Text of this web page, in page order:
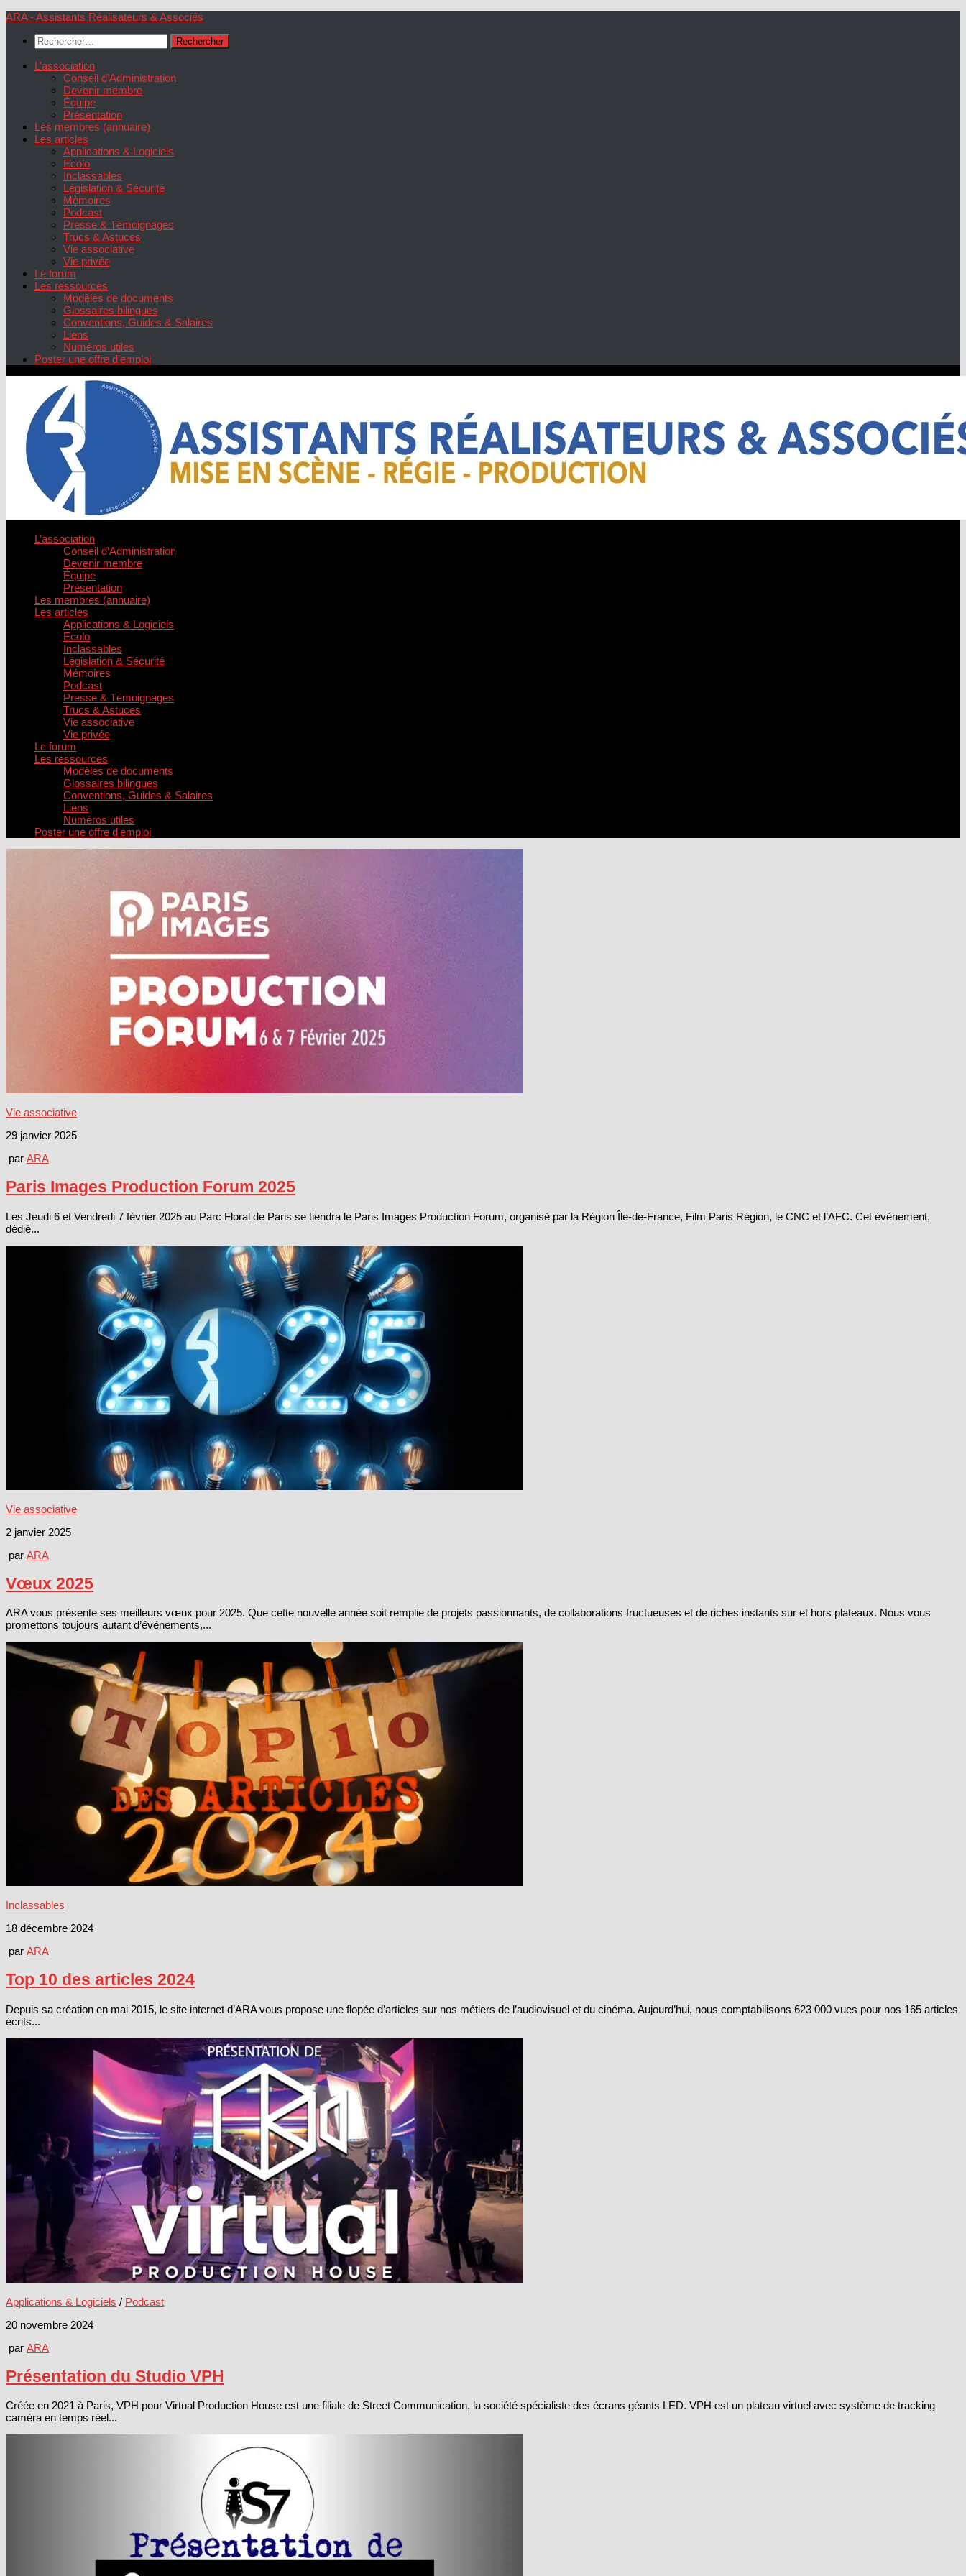
Skip
content
ARA - Assistants Réalisateurs & Associés
Rechercher :
L’association
Conseil d’Administration
Devenir membre
Équipe
Présentation
Les membres (annuaire)
Les articles
Applications & Logiciels
Ecolo
Inclassables
Législation & Sécurité
Mémoires
Podcast
Presse & Témoignages
Trucs & Astuces
Vie associative
Vie privée
Le forum
Les ressources
Modèles de documents
Glossaires bilingues
Conventions, Guides & Salaires
Liens
Numéros utiles
Poster une offre d’emploi
L’association
Conseil d’Administration
Devenir membre
Équipe
Présentation
Les membres (annuaire)
Les articles
Applications & Logiciels
Ecolo
Inclassables
Législation & Sécurité
Mémoires
Podcast
Presse & Témoignages
Trucs & Astuces
Vie associative
Vie privée
Le forum
Les ressources
Modèles de documents
Glossaires bilingues
Conventions, Guides & Salaires
Liens
Numéros utiles
Poster une offre d’emploi
Vie associative
29 janvier 2025
par ARA
Paris Images Production Forum 2025
Les Jeudi 6 et Vendredi 7 février 2025 au Parc Floral de Paris se tiendra le Paris Images Production Forum, organisé par la Région Île-de-France, Film Paris Région, le CNC et l’AFC. Cet événement,
dédié...
Vie associative
2 janvier 2025
par ARA
Vœux 2025
ARA vous présente ses meilleurs vœux pour 2025. Que cette nouvelle année soit remplie de projets passionnants, de collaborations fructueuses et de riches instants sur et hors plateaux. Nous vous
promettons toujours autant d’événements,...
Inclassables
18 décembre 2024
par ARA
Top 10 des articles 2024
Depuis sa création en mai 2015, le site internet d’ARA vous propose une flopée d’articles sur nos métiers de l’audiovisuel et du cinéma. Aujourd’hui, nous comptabilisons 623 000 vues pour nos 165 articles
écrits...
Applications & Logiciels / Podcast
20 novembre 2024
par ARA
Présentation du Studio VPH
Créée en 2021 à Paris, VPH pour Virtual Production House est une filiale de Street Communication, la société spécialiste des écrans géants LED. VPH est un plateau virtuel avec système de tracking
caméra en temps réel...